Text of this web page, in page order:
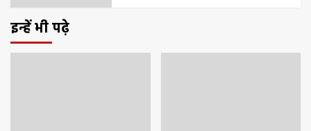
इन्हें भी पढ़े